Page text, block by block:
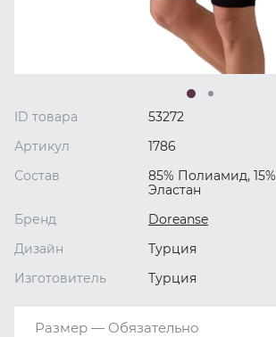
ID товара
53272
Артикул
1786
Состав
85% Полиамид, 15%
Эластан
Бренд
Doreanse
Дизайн
Турция
Изготовитель
Турция
Размер — Обязательно